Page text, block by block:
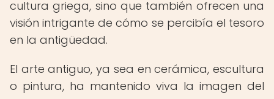
cultura griega, sino que también ofrecen una
visión intrigante de cómo se percibía el tesoro
en la antigüedad.
El arte antiguo, ya sea en cerámica, escultura
o pintura, ha mantenido viva la imagen del